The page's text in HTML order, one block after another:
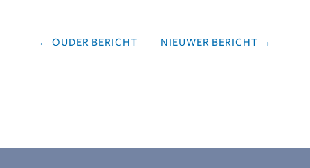
← OUDER BERICHT NIEUWER BERICHT →